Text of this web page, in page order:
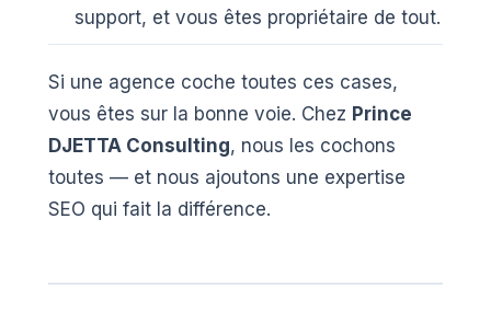
support, et vous êtes propriétaire de tout.
Si une agence coche toutes ces cases,
vous êtes sur la bonne voie. Chez Prince
DJETTA Consulting, nous les cochons
toutes — et nous ajoutons une expertise
SEO qui fait la différence.